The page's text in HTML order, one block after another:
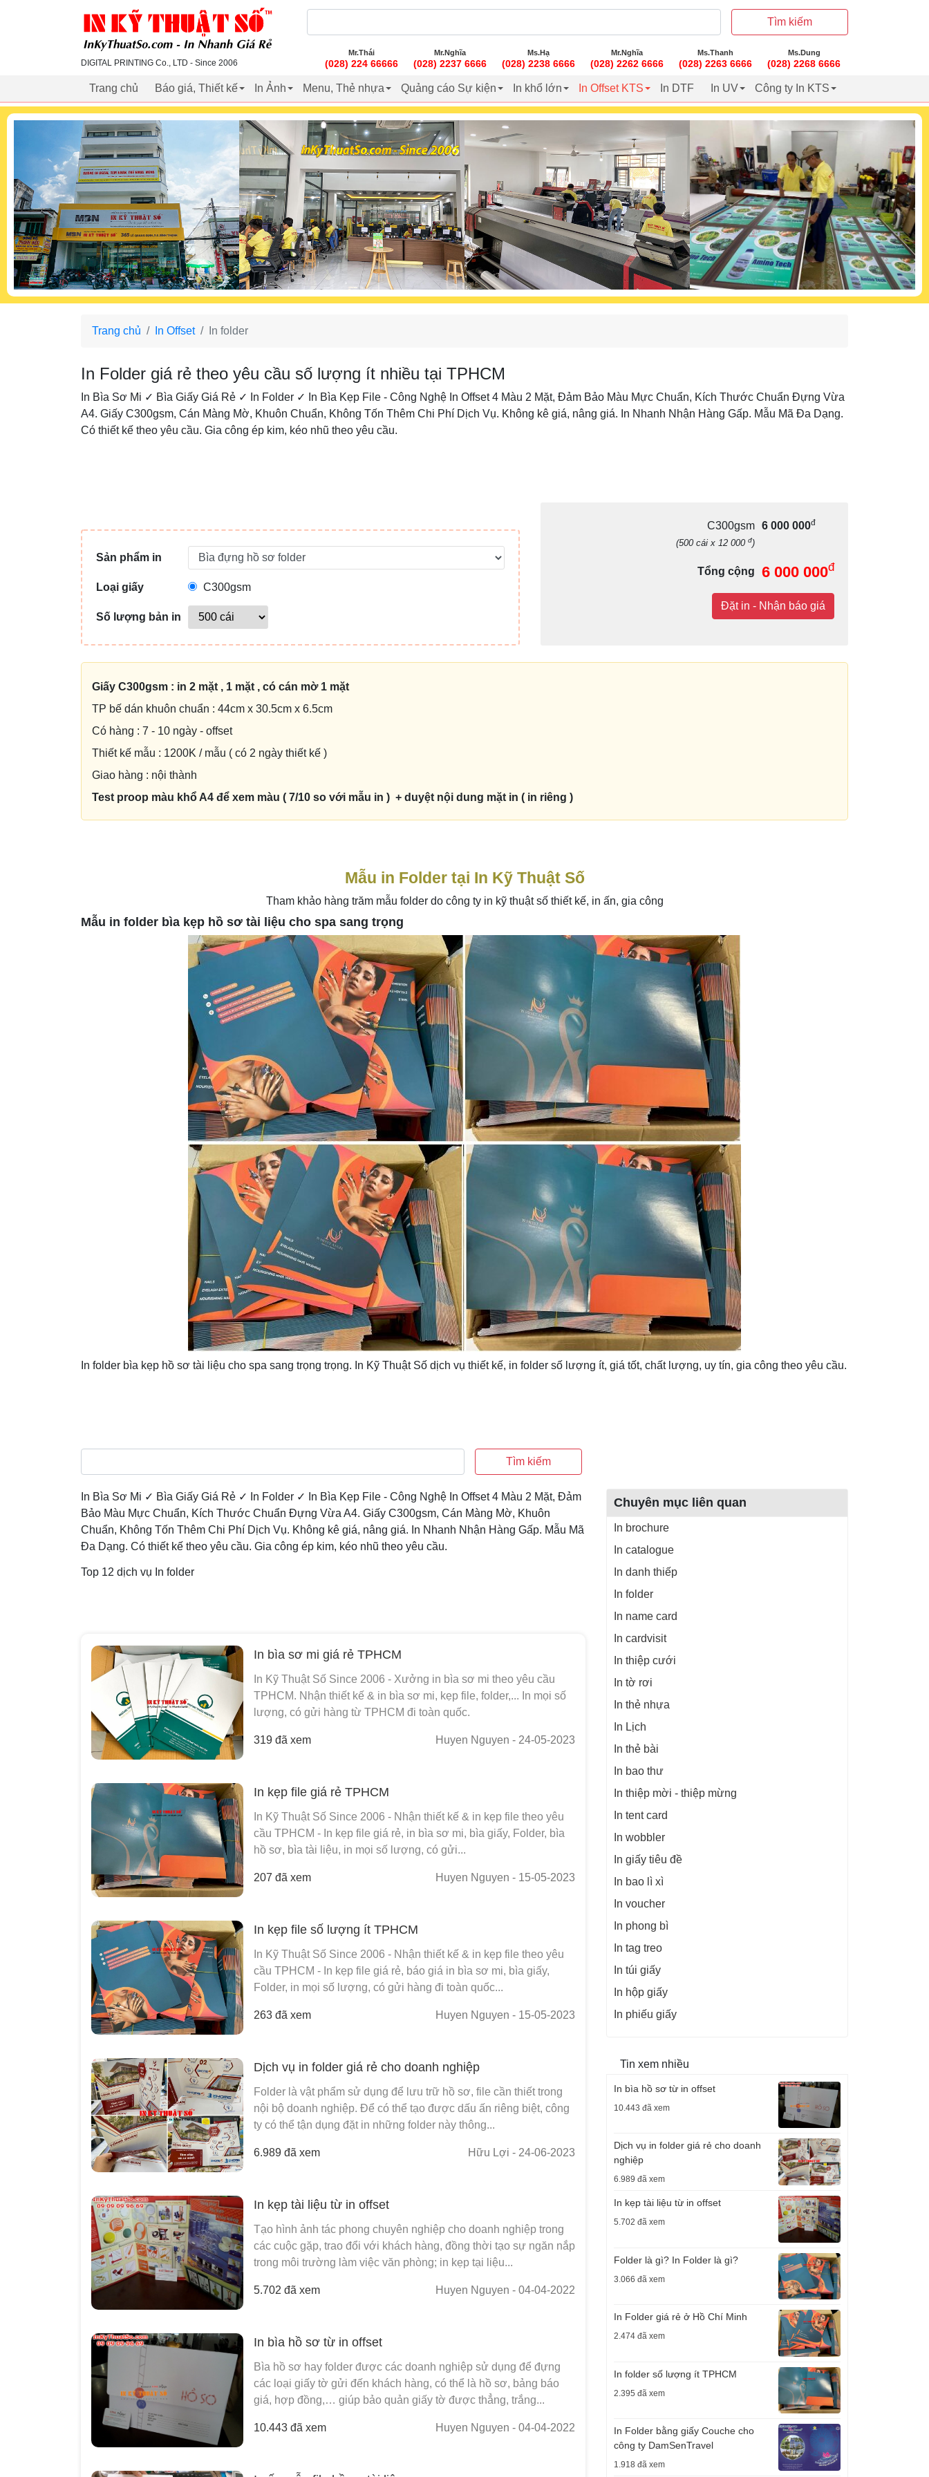
inkythuatso.com
DIGITAL PRINTING Co., LTD - Since 2006
Tìm kiếm
Mr.Thái
(028) 224 66666
Mr.Nghĩa
(028) 2237 6666
Ms.Hạ
(028) 2238 6666
Mr.Nghĩa
(028) 2262 6666
Ms.Thanh
(028) 2263 6666
Ms.Dung
(028) 2268 6666
Trang chủ Báo giá, Thiết kế In Ảnh Menu, Thẻ nhựa Quảng cáo Sự kiện In khổ lớn In Offset KTS In DTF In UV Công ty In KTS
Trang chủ In Offset In folder
In Folder giá rẻ theo yêu cầu số lượng ít nhiều tại TPHCM
In Bìa Sơ Mi ✓ Bìa Giấy Giá Rẻ ✓ In Folder ✓ In Bìa Kẹp File - Công Nghệ In Offset 4 Màu 2 Mặt, Đảm Bảo Màu Mực Chuẩn, Kích Thước Chuẩn Đựng Vừa
A4. Giấy C300gsm, Cán Màng Mờ, Khuôn Chuẩn, Không Tốn Thêm Chi Phí Dịch Vụ. Không kê giá, nâng giá. In Nhanh Nhận Hàng Gấp. Mẫu Mã Đa Dạng.
Có thiết kế theo yêu cầu. Gia công ép kim, kéo nhũ theo yêu cầu.
Sản phẩm in
Loại giấy C300gsm
Số lượng bản in
C300gsm
(500 cái x 12 000 đ)
6 000 000đ
Tổng cộng 6 000 000đ
Đặt in - Nhận báo giá
Giấy C300gsm : in 2 mặt , 1 mặt , có cán mờ 1 mặt
TP bế dán khuôn chuẩn : 44cm x 30.5cm x 6.5cm
Có hàng : 7 - 10 ngày - offset
Thiết kế mẫu : 1200K / mẫu ( có 2 ngày thiết kế )
Giao hàng : nội thành
Test proop màu khổ A4 để xem màu ( 7/10 so với mẫu in ) + duyệt nội dung mặt in ( in riêng )
Mẫu in Folder tại In Kỹ Thuật Số
Tham khảo hàng trăm mẫu folder do công ty in kỹ thuật số thiết kế, in ấn, gia công
Mẫu in folder bìa kẹp hồ sơ tài liệu cho spa sang trọng
In folder bìa kẹp hồ sơ tài liệu cho spa sang trọng trọng. In Kỹ Thuật Số dịch vụ thiết kế, in folder số lượng ít, giá tốt, chất lượng, uy tín, gia công theo yêu cầu.
Tìm kiếm
In Bìa Sơ Mi ✓ Bìa Giấy Giá Rẻ ✓ In Folder ✓ In Bìa Kẹp File - Công Nghệ In Offset 4 Màu 2 Mặt, Đảm
Bảo Màu Mực Chuẩn, Kích Thước Chuẩn Đựng Vừa A4. Giấy C300gsm, Cán Màng Mờ, Khuôn
Chuẩn, Không Tốn Thêm Chi Phí Dịch Vụ. Không kê giá, nâng giá. In Nhanh Nhận Hàng Gấp. Mẫu Mã
Đa Dạng. Có thiết kế theo yêu cầu. Gia công ép kim, kéo nhũ theo yêu cầu.
Top 12 dịch vụ In folder
In bìa sơ mi giá rẻ TPHCM
In Kỹ Thuật Số Since 2006 - Xưởng in bìa sơ mi theo yêu cầu
TPHCM. Nhận thiết kế & in bìa sơ mi, kẹp file, folder,... In mọi số
lượng, có gửi hàng từ TPHCM đi toàn quốc.
319 đã xem Huyen Nguyen - 24-05-2023
In kẹp file giá rẻ TPHCM
In Kỹ Thuật Số Since 2006 - Nhận thiết kế & in kẹp file theo yêu
cầu TPHCM - In kẹp file giá rẻ, in bìa sơ mi, bìa giấy, Folder, bìa
hồ sơ, bìa tài liệu, in mọi số lượng, có gửi...
207 đã xem Huyen Nguyen - 15-05-2023
In kẹp file số lượng ít TPHCM
In Kỹ Thuật Số Since 2006 - Nhận thiết kế & in kẹp file theo yêu
cầu TPHCM - In kẹp file giá rẻ, báo giá in bìa sơ mi, bìa giấy,
Folder, in mọi số lượng, có gửi hàng đi toàn quốc...
263 đã xem Huyen Nguyen - 15-05-2023
Dịch vụ in folder giá rẻ cho doanh nghiệp
Folder là vật phẩm sử dụng để lưu trữ hồ sơ, file cần thiết trong
nội bộ doanh nghiệp. Để có thể tạo được dấu ấn riêng biệt, công
ty có thể tận dụng đặt in những folder này thông...
6.989 đã xem Hữu Lợi - 24-06-2023
In kẹp tài liệu từ in offset
Tạo hình ảnh tác phong chuyên nghiệp cho doanh nghiệp trong
các cuộc gặp, trao đổi với khách hàng, đồng thời tạo sự ngăn nắp
trong môi trường làm việc văn phòng; in kẹp tại liệu...
5.702 đã xem Huyen Nguyen - 04-04-2022
In bìa hồ sơ từ in offset
Bìa hồ sơ hay folder được các doanh nghiệp sử dụng để đựng
các loại giấy tờ gửi đến khách hàng, có thể là hồ sơ, bảng báo
giá, hợp đồng,… giúp bảo quản giấy tờ được thẳng, trắng...
10.443 đã xem Huyen Nguyen - 04-04-2022
Chuyên mục liên quan
In brochure
In catalogue
In danh thiếp
In folder
In name card
In cardvisit
In thiệp cưới
In tờ rơi
In thẻ nhựa
In Lịch
In thẻ bài
In bao thư
In thiệp mời - thiệp mừng
In tent card
In wobbler
In giấy tiêu đề
In bao lì xì
In voucher
In phong bì
In tag treo
In túi giấy
In hộp giấy
In phiếu giấy
Tin xem nhiều
In bìa hồ sơ từ in offset
10.443 đã xem
Dịch vụ in folder giá rẻ cho doanh
nghiệp
6.989 đã xem
In kẹp tài liệu từ in offset
5.702 đã xem
Folder là gì? In Folder là gì?
3.066 đã xem
In Folder giá rẻ ở Hồ Chí Minh
2.474 đã xem
In folder số lượng ít TPHCM
2.395 đã xem
In Folder bằng giấy Couche cho
công ty DamSenTravel
1.918 đã xem